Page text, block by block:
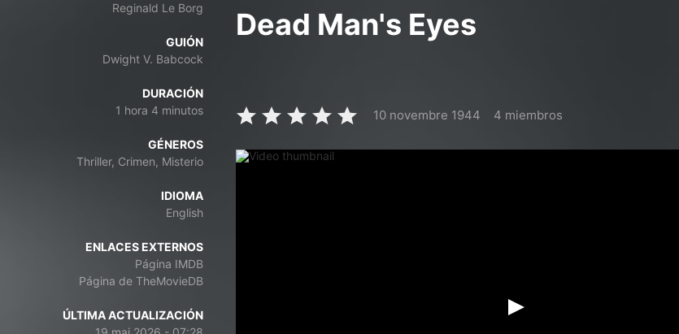
Reginald Le Borg
GUIÓN
Dwight V. Babcock
DURACIÓN
1 hora 4 minutos
GÉNEROS
Thriller, Crimen, Misterio
IDIOMA
English
ENLACES EXTERNOS
Página IMDB
Página de TheMovieDB
ÚLTIMA ACTUALIZACIÓN
Dead Man's Eyes
10 novembre 1944 4 miembros